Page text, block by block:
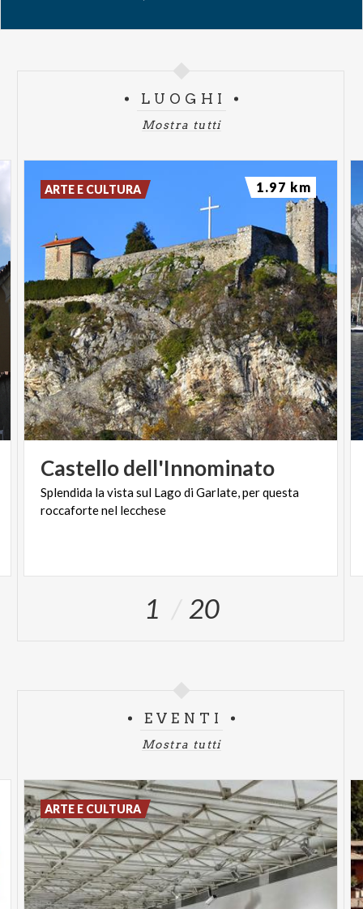
LUOGHI
Mostra tutti
Castellodell'Innominato
Splendida lavistasul Lago diGarlate,perquesta
roccafortenel lecchese
ARTE E CULTURA 1.97 km
1 20
EVENTI
Mostra tutti
ARTE E CULTURA